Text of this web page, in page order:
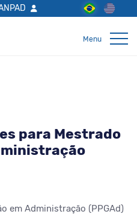
para Mestrado
em Administração (PPGAd)